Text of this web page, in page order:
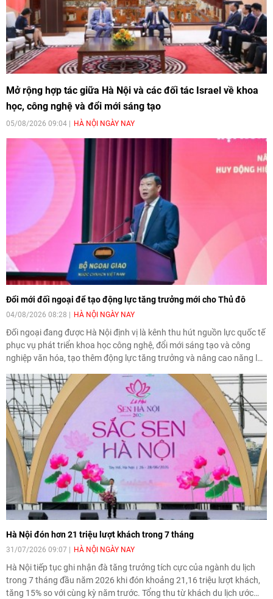
Mở rộng hợp tác giữa Hà Nội và các đối tác Israel về khoa
học, công nghệ và đổi mới sáng tạo
05/08/2026 09:04 HÀ NỘI NGÀY NAY
Đổi mới đối ngoại để tạo động lực tăng trưởng mới cho Thủ đô
04/08/2026 08:28 HÀ NỘI NGÀY NAY
Đối ngoại đang được Hà Nội định vị là kênh thu hút nguồn lực quốc tế
phục vụ phát triển khoa học công nghệ, đổi mới sáng tạo và công
nghiệp văn hóa, tạo thêm động lực tăng trưởng và nâng cao năng lực
Hà Nội đón hơn 21 triệu lượt khách trong 7 tháng
31/07/2026 09:07 HÀ NỘI NGÀY NAY
Hà Nội tiếp tục ghi nhận đà tăng trưởng tích cực của ngành du lịch
trong 7 tháng đầu năm 2026 khi đón khoảng 21,16 triệu lượt khách,
tăng 15% so với cùng kỳ năm trước. Tổng thu từ khách du lịch ước